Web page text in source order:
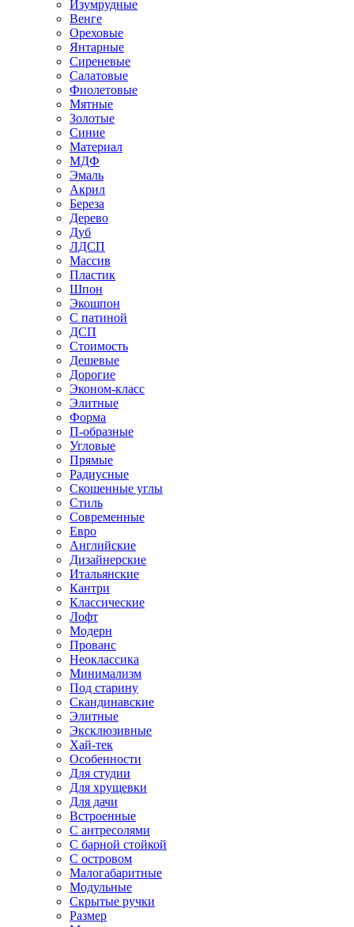
Изумрудные
Венге
Ореховые
Янтарные
Сиреневые
Салатовые
Фиолетовые
Мятные
Золотые
Синие
Материал
МДФ
Эмаль
Акрил
Береза
Дерево
Дуб
ЛДСП
Массив
Пластик
Шпон
Экошпон
С патиной
ДСП
Стоимость
Дешевые
Дорогие
Эконом-класс
Элитные
Форма
П-образные
Угловые
Прямые
Радиусные
Скошенные углы
Стиль
Современные
Евро
Английские
Дизайнерские
Итальянские
Кантри
Классические
Лофт
Модерн
Прованс
Неоклассика
Минимализм
Под старину
Скандинавские
Элитные
Эксклюзивные
Хай-тек
Особенности
Для студии
Для хрущевки
Для дачи
Встроенные
С антресолями
С барной стойкой
С островом
Малогабаритные
Модульные
Скрытые ручки
Размер